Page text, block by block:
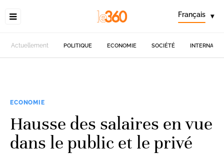
Français ▾
Actuellement POLITIQUE ECONOMIE SOCIÉTÉ
ECONOMIE
Hausse des salaires en vue
dans le public et le privé